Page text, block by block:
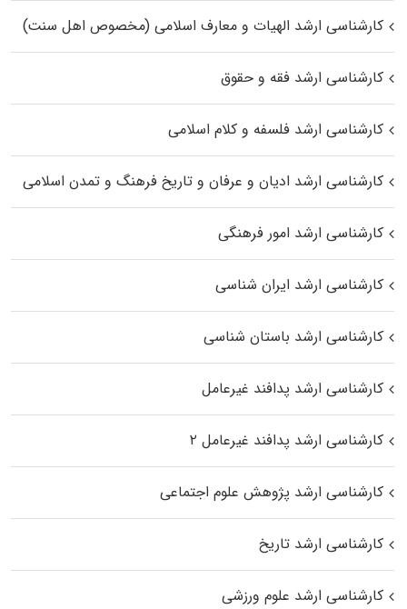
کارشناسی ارشد الهیات و معارف اسلامی (مخصوص اهل سنت)
کارشناسی ارشد فقه و حقوق
کارشناسی ارشد فلسفه و کلام اسلامی
کارشناسی ارشد ادیان و عرفان و تاریخ فرهنگ و تمدن اسلامی
کارشناسی ارشد امور فرهنگی
کارشناسی ارشد ایران شناسی
کارشناسی ارشد باستان شناسی
کارشناسی ارشد پدافند غیرعامل
کارشناسی ارشد پدافند غیرعامل ۲
کارشناسی ارشد پژوهش علوم اجتماعی
کارشناسی ارشد تاریخ
کارشناسی ارشد علوم ورزشی